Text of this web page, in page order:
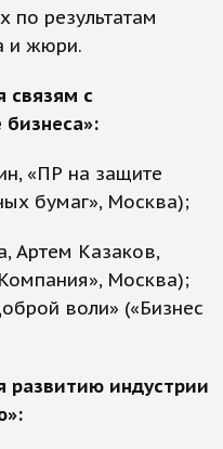
по результатам
и жюри.
связям с
«ПР на защите
бумаг», Москва);
Артем Казаков,
Москва);
воли» («Бизнес
развитию индустрии